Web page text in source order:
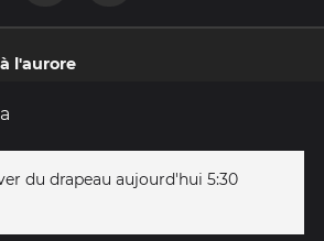
l'aurore
du drapeau aujourd'hui 5:30